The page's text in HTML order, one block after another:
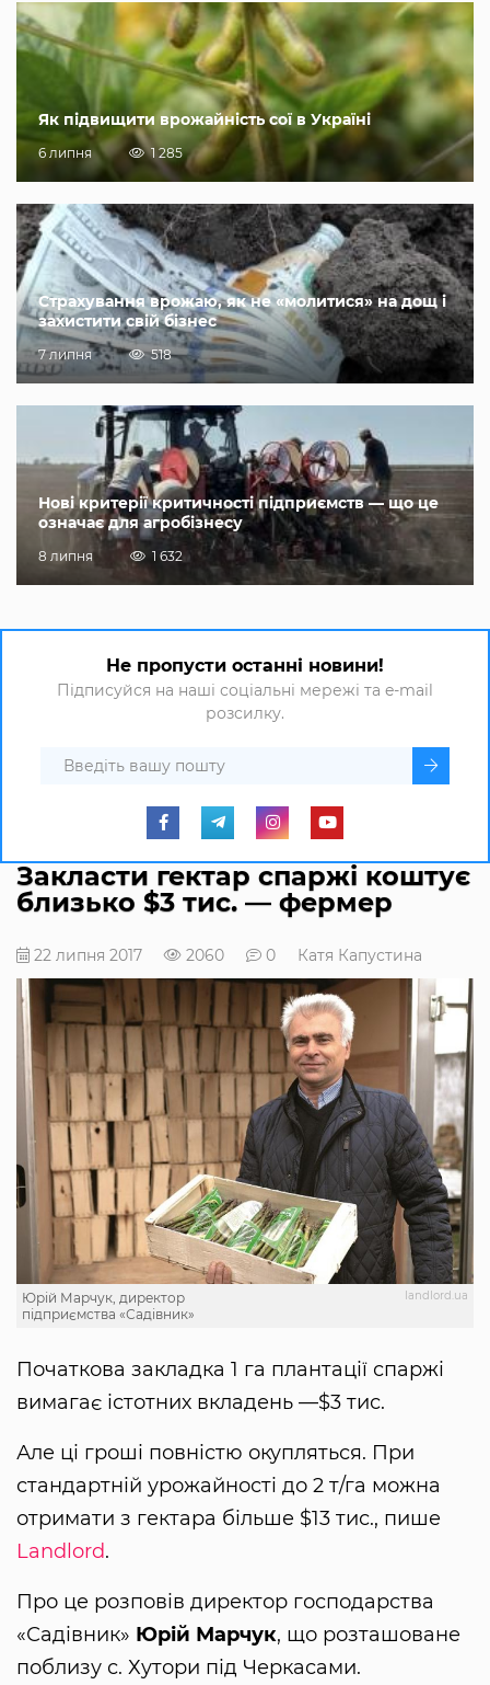
Як підвищити врожайність сої в Україні
6 липня 1 285
Страхування врожаю, як не «молитися» на дощ і
захистити свій бізнес
7 липня 518
Нові критерії критичності підприємств — що це
означає для агробізнесу
8 липня 1 632
Не пропусти останні новини!
Підписуйся на наші соціальні мережі та e-mail
розсилку.
Закласти гектар спаржі коштує
близько $3 тис. — фермер
22 липня 2017 2060 0 Катя Капустина
landlord.ua
Юрій Марчук, директор
підприємства «Садівник»
Початкова закладка 1 га плантації спаржі
вимагає істотних вкладень —$3 тис.
Але ці гроші повністю окупляться. При
стандартній урожайності до 2 т/га можна
отримати з гектара більше $13 тис., пише
Landlord.
Про це розповів директор господарства
«Садівник» Юрій Марчук, що розташоване
поблизу с. Хутори під Черкасами.